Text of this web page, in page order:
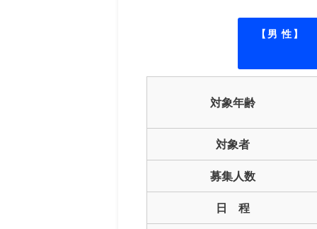
【男 性】
対象年齢
対象者
募集人数
日 程